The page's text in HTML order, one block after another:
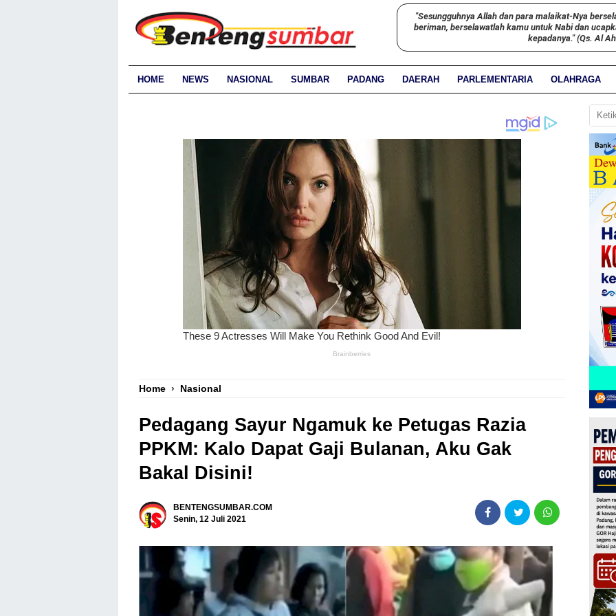
"Sesungguhnya Allah dan para malaikat-Nya
beriman, berselawatlah kamu untuk Nabi dan
kepadanya." (Qs. Al
HOME NEWS NASIONAL SUMBAR PADANG DAERAH PARLEMENTARIA OLAHRAGA
Home › Nasional
Pedagang Sayur Ngamuk ke Petugas Razia
PPKM: Kalo Dapat Gaji Bulanan, Aku Gak
Bakal Disini!
BENTENGSUMBAR.COM
Senin, 12 Juli 2021